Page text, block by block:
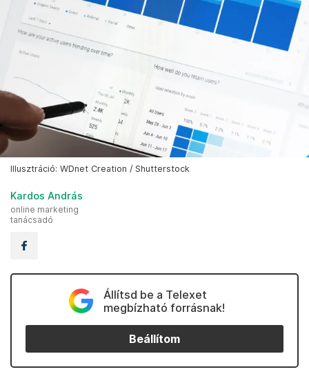
Illusztráció: WDnet Creation / Shutterstock
Kardos András
online marketing
tanácsadó
Állítsd be a Telexet
megbízható forrásnak!
Beállítom